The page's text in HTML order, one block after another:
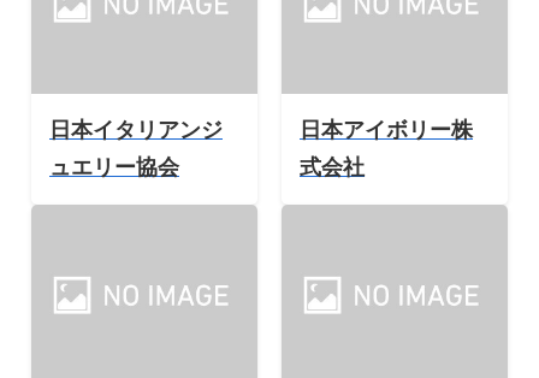
日本イタリアンジ
ュエリー協会
日本アイボリー株
式会社